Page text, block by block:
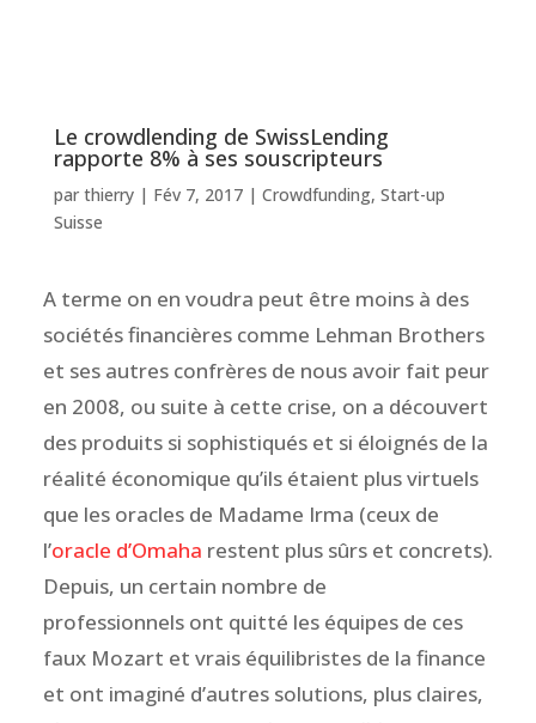
Le crowdlending de SwissLending
rapporte 8% à ses souscripteurs
par thierry| Fév 7, 2017| Crowdfunding, Start-up
Suisse
A terme on en voudra peut être moins à des
sociétés financières comme Lehman Brothers
et ses autres confrères de nous avoir fait peur
en 2008, ou suite à cette crise, on a découvert
des produits si sophistiqués et si éloignés de la
réalité économique qu’ils étaient plus virtuels
que les oracles de Madame Irma (ceux de
l’oracle d’Omaha restent plus sûrs et concrets).
Depuis, un certain nombre de
professionnels ont quitté les équipes de ces
faux Mozart et vrais équilibristes de la finance
et ont imaginé d’autres solutions, plus claires,